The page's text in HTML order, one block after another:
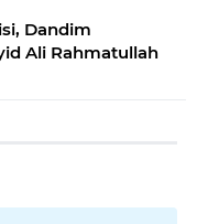
Dandim
Ali Rahmatullah